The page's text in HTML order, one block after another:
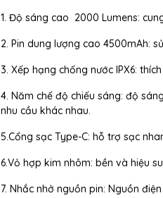
1. Độ sáng cao 2000 Lumens:
2. Pin dung lượng cao 4500mAh:
3. Xếp hạng chống nước IPX6:
4. Năm chế độ chiếu sáng: độ
nhu cầu khác nhau.
5.Cổng sạc Type-C: hỗ trợ sạc
6.Vỏ hợp kim nhôm: bền và hiệu
7. Nhắc nhở nguồn pin: Nguồn